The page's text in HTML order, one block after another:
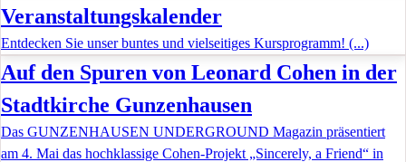
Veranstaltungskalender
Entdecken Sie unser buntes und vielseitiges Kursprogramm! (...)
Auf den Spuren von Leonard Cohen in der
Stadtkirche Gunzenhausen
Das GUNZENHAUSEN UNDERGROUND Magazin präsentiert
am 4. Mai das hochklassige Cohen-Projekt „Sincerely, a Friend“ in